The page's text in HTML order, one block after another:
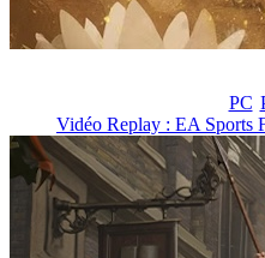
PC
Vidéo Replay : EA Sports